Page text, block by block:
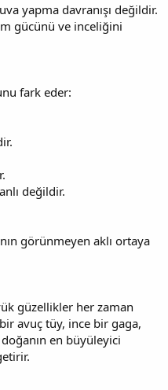
yapma davranışı değildir.
gücünü ve inceliğini
fark eder:
değildir.
görünmeyen aklı ortaya
güzellikler her zaman
avuç tüy, ince bir gaga,
en büyüleyici